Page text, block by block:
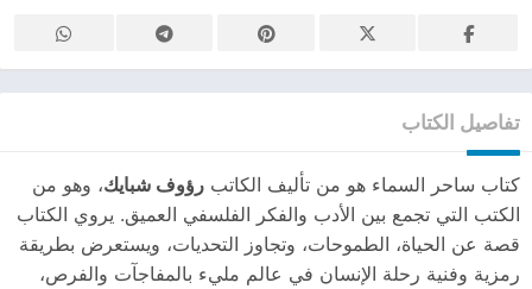
تفاصيل الكتاب
كتاب ساحر السماء هو من تأليف الكاتب رؤوف شبايك، وهو من
الكتب التي تجمع بين الأدب والفكر الفلسفي العميق. يروي الكتاب
قصة عن الحياة، الطموحات، وتجاوز التحديات، ويستعرض بطريقة
رمزية وفنية رحلة الإنسان في عالم مليء بالمفاجآت والفرص،